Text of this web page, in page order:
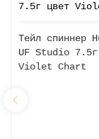
Тейл спиннер
UF Studio
Violet Chart